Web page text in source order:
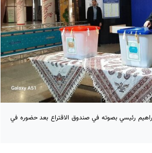
إبراهيم رئيسي بصوته في صندوق الاقتراع بعد حضوره في